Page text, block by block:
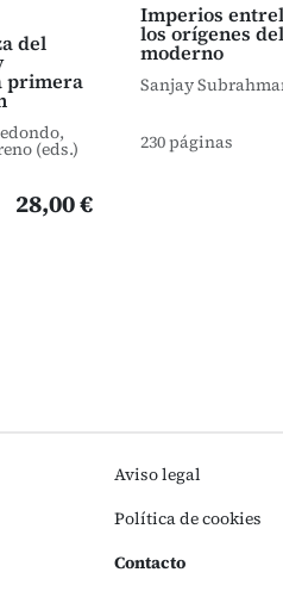
del
primera
(eds.)
28,00 €
Imperios
los orígenes
moderno
Sanjay
230 páginas
Aviso legal
Política de cookies
Contacto